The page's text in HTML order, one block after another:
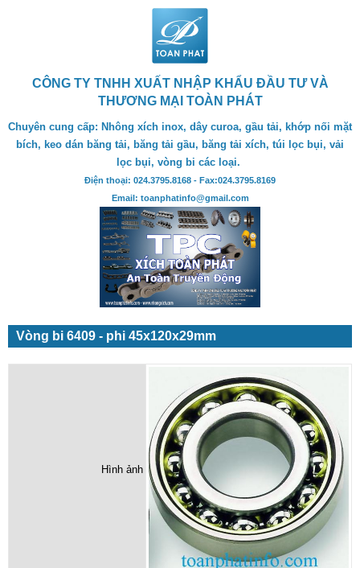
CÔNG TY TNHH XUẤT NHẬP KHẨU ĐẦU TƯ VÀ
THƯƠNG MẠI TOÀN PHÁT
Chuyên cung cấp: Nhông xích inox, dây curoa, gầu tải, khớp nối mặt
bích, keo dán băng tải, băng tải gầu, băng tải xích, túi lọc bụi, vải
lọc bụi, vòng bi các loại.
Điện thoại: 024.3795.8168 - Fax:024.3795.8169
Email: toanphatinfo@gmail.com
Vòng bi 6409 - phi 45x120x29mm
Hình ảnh